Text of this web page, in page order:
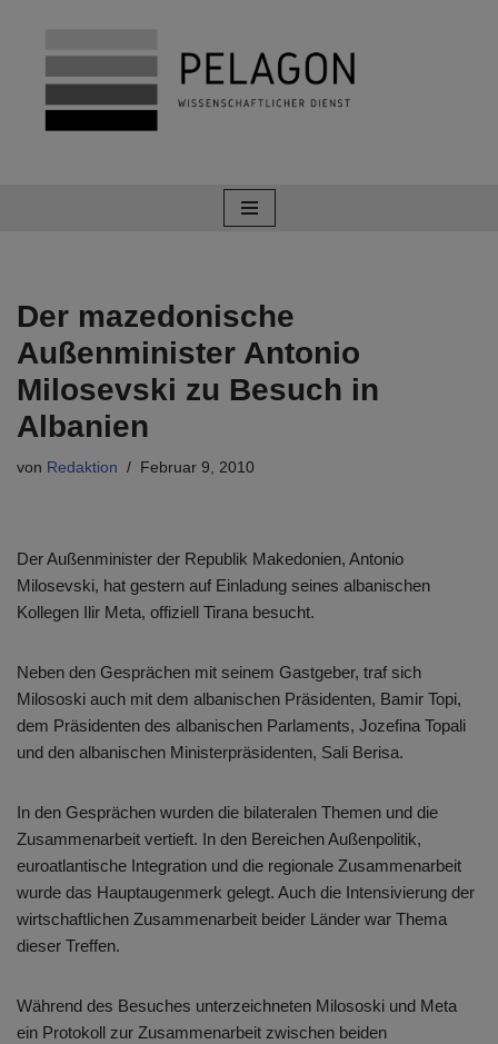
Zum
Inhalt
springen
Der mazedonische
Außenminister Antonio
Milosevski zu Besuch in
Albanien
von Redaktion Februar 9, 2010
Der Außenminister der Republik Makedonien, Antonio
Milosevski, hat gestern auf Einladung seines albanischen
Kollegen Ilir Meta, offiziell Tirana besucht.
Neben den Gesprächen mit seinem Gastgeber, traf sich
Milososki auch mit dem albanischen Präsidenten, Bamir Topi,
dem Präsidenten des albanischen Parlaments, Jozefina Topali
und den albanischen Ministerpräsidenten, Sali Berisa.
In den Gesprächen wurden die bilateralen Themen und die
Zusammenarbeit vertieft. In den Bereichen Außenpolitik,
euroatlantische Integration und die regionale Zusammenarbeit
wurde das Hauptaugenmerk gelegt. Auch die Intensivierung der
wirtschaftlichen Zusammenarbeit beider Länder war Thema
dieser Treffen.
Während des Besuches unterzeichneten Milososki und Meta
ein Protokoll zur Zusammenarbeit zwischen beiden